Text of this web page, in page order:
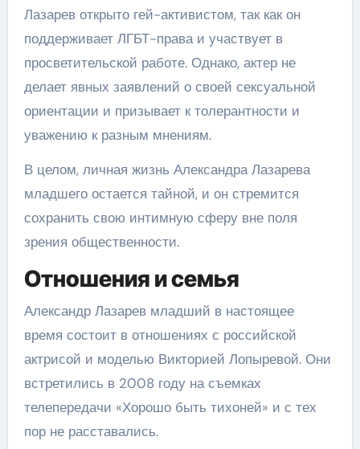
Лазарев открыто гей-активистом, так как он
поддерживает ЛГБТ-права и участвует в
просветительской работе. Однако, актер не
делает явных заявлений о своей сексуальной
ориентации и призывает к толерантности и
уважению к разным мнениям.
В целом, личная жизнь Александра Лазарева
младшего остается тайной, и он стремится
сохранить свою интимную сферу вне поля
зрения общественности.
Отношения и семья
Александр Лазарев младший в настоящее
время состоит в отношениях с российской
актрисой и моделью Викторией Лопыревой. Они
встретились в 2008 году на съемках
телепередачи «Хорошо быть тихоней» и с тех
пор не расставались.